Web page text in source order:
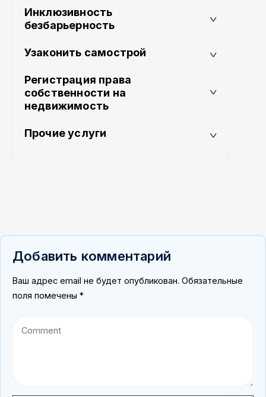
Инклюзивность
безбарьерность
Узаконить самострой
Регистрация права
собственности на
недвижимость
Прочие услуги
Добавить комментарий
Ваш адрес email не будет опубликован. Обязательные
поля помечены *